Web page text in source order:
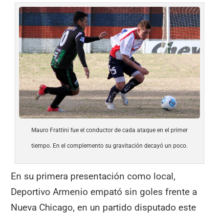
Mauro Frattini fue el conductor de cada ataque en el primer
tiempo. En el complemento su gravitación decayó un poco.
En su primera presentación como local,
Deportivo Armenio empató sin goles frente a
Nueva Chicago, en un partido disputado este